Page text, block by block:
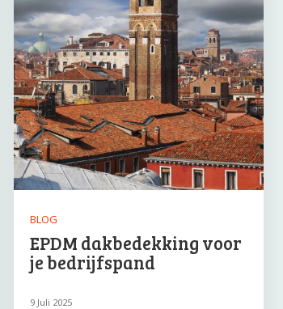
BLOG
EPDM dakbedekking voor
je bedrijfspand
9 Juli 2025